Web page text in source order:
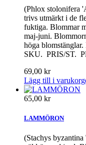
(Phlox stolonifera
trivs utmärkt i de
fuktiga. Blommar
maj-juni.
höga
SKU. PRIS/ST.
69,00 kr
Lägg till i
65,00 kr
LAMMÖRON
(Stachys